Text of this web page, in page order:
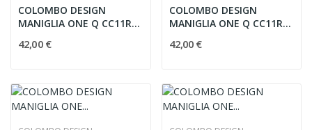
COLOMBO DESIGN
MANIGLIA ONE Q CC11R
42,00 €
COLOMBO DESIGN
MANIGLIA ONE Q CC11R
42,00 €